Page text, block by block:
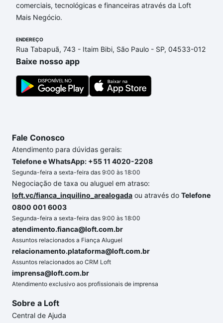
Sorocaba, SP que custam a partir de R$ 0 e com
nossas opções de financiamento imobiliário as
ainda tem alguma dúvida dos custos envolvidos no
processo de compra, veja em nosso portal quanto
custa comprar um apartamento
gente para comprar o imóvel dos seus sonhos com
segurança e conforto. Loft, com você até as
comerciais, tecnológicas e financeiras através da Loft
Mais Negócio.
ENDEREÇO
Rua Tabapuã, 743 - Itaim Bibi, São Paulo - SP, 04533-012
Baixe nosso app
Fale Conosco
Atendimento para dúvidas gerais:
Telefone e WhatsApp: +55 11 4020-2208
Segunda-feira a sexta-feira das 9:00 às 18:00
Negociação de taxa ou aluguel em atraso:
loft.vc/fianca_inquilino_arealogada ou através do Telefone
0800 001 6003
Segunda-feira a sexta-feira das 9:00 às 18:00
atendimento.fianca@loft.com.br
Assuntos relacionados a Fiança Aluguel
relacionamento.plataforma@loft.com.br
Assuntos relacionados ao CRM Loft
imprensa@loft.com.br
Atendimento exclusivo aos profissionais de imprensa
Sobre a Loft
Central de Ajuda